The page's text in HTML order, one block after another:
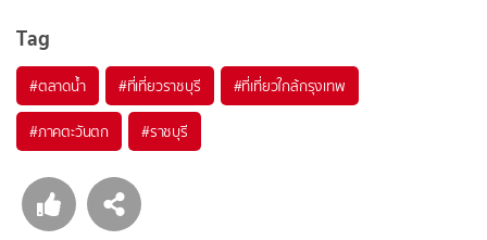
Tag
#ตลาดน้ำ #ที่เที่ยวราชบุรี #ที่เที่ยวใกล้กรุงเทพ
#ภาคตะวันตก #ราชบุรี